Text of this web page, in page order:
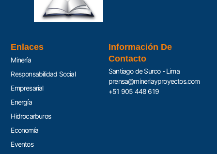
Enlaces
Minería
Responsabilidad Social
Empresarial
Energía
Hidrocarburos
Economía
Eventos
Información De
Contacto
Santiago de Surco - Lima
prensa@mineriayproyectos.com
+51 905 448 619